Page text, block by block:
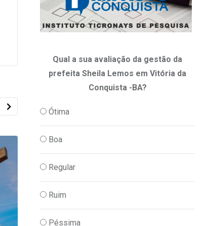
Qual a sua avaliação da gestão da
prefeita Sheila Lemos em Vitória da
Conquista -BA?
Ótima
Boa
Regular
Ruim
Péssima